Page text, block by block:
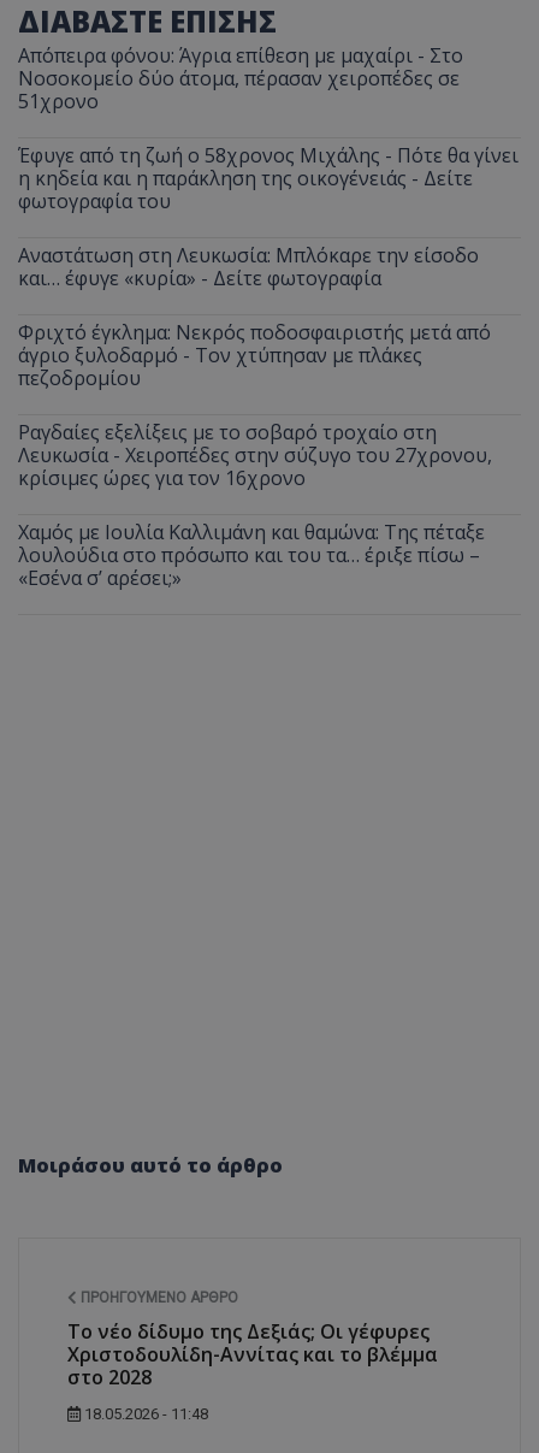
ΔΙΑΒΑΣΤΕ ΕΠΙΣΗΣ
Απόπειρα φόνου: Άγρια επίθεση με μαχαίρι - Στο
Νοσοκομείο δύο άτομα, πέρασαν χειροπέδες σε
51χρονο
Έφυγε από τη ζωή ο 58χρονος Μιχάλης - Πότε θα γίνει
η κηδεία και η παράκληση της οικογένειάς - Δείτε
φωτογραφία του
Αναστάτωση στη Λευκωσία: Μπλόκαρε την είσοδο
και… έφυγε «κυρία» - Δείτε φωτογραφία
Φριχτό έγκλημα: Νεκρός ποδοσφαιριστής μετά από
άγριο ξυλοδαρμό - Τον χτύπησαν με πλάκες
πεζοδρομίου
Ραγδαίες εξελίξεις με το σοβαρό τροχαίο στη
Λευκωσία - Χειροπέδες στην σύζυγο του 27χρονου,
κρίσιμες ώρες για τον 16χρονο
Χαμός με Ιουλία Καλλιμάνη και θαμώνα: Της πέταξε
λουλούδια στο πρόσωπο και του τα… έριξε πίσω –
«Εσένα σ’ αρέσει;»
Μοιράσου αυτό το άρθρο
ΠΡΟΗΓΟΎΜΕΝΟ ΆΡΘΡΟ
Το νέο δίδυμο της Δεξιάς; Οι γέφυρες
Χριστοδουλίδη-Αννίτας και το βλέμμα
στο 2028
18.05.2026 - 11:48